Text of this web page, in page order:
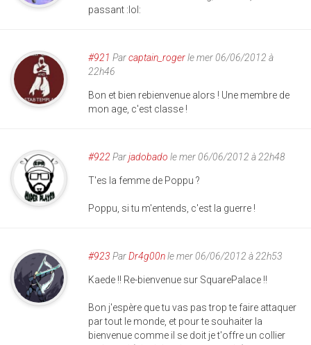
passant :lol:
#921 Parcaptain_rogerle mer 06/06/2012 à
22h46
Bon et bien rebienvenue alors ! Une membre de
mon age, c'est classe !
#922 Parjadobado le mer 06/06/2012 à 22h48
T'es la femme de Poppu ?
Poppu, si tu m'entends, c'est la guerre !
#923 ParDr4g00nle mer 06/06/2012 à 22h53
Kaede !! Re-bienvenue sur SquarePalace !!
Bon j'espère que tu vas pas trop te faire attaquer
par tout le monde, et pour te souhaiter la
bienvenue comme il se doit je t'offre un collier